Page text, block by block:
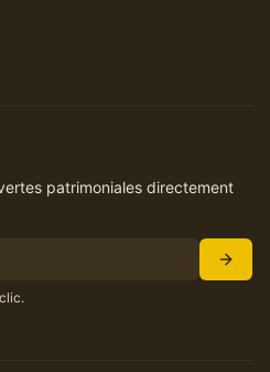
patrimoniales directement